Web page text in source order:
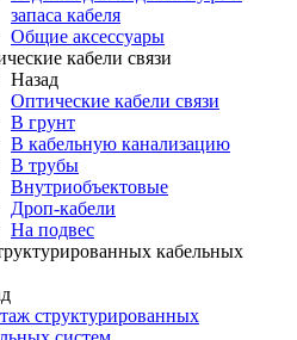
запаса кабеля
Общие аксессуары
кабели связи
Назад
Оптические кабели связи
В грунт
В кабельную канализацию
В трубы
Внутриобъектовые
Дроп-кабели
На подвес
кабельных
структурированных